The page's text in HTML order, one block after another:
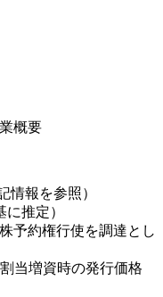
概要
情報を参照）
推定）
予約権行使を調達とし
当増資時の発行価格